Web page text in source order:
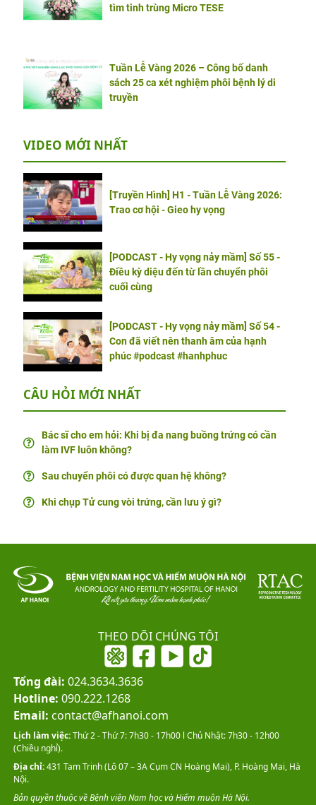
tìm tinh trùng Micro TESE
Tuần Lễ Vàng 2026 – Công bố danh
sách 25 ca xét nghiệm phôi bệnh lý di
truyền
VIDEO MỚI NHẤT
[Truyền Hình] H1 - Tuần Lễ Vàng 2026:
Trao cơ hội - Gieo hy vọng
[PODCAST - Hy vọng nảy mầm] Số 55 -
Điều kỳ diệu đến từ lần chuyển phôi
cuối cùng
[PODCAST - Hy vọng nảy mầm] Số 54 -
Con đã viết nên thanh âm của hạnh
phúc #podcast #hanhphuc
CÂU HỎI MỚI NHẤT
Bác sĩ cho em hỏi: Khi bị đa nang buồng trứng có cần
làm IVF luôn không?
Sau chuyển phôi có được quan hệ không?
Khi chụp Tử cung vòi trứng, cần lưu ý gì?
THEO DÕI CHÚNG TÔI
Tổng đài: 024.3634.3636
Hotline: 090.222.1268
Email: contact@afhanoi.com
Lịch làm việc:Thứ 2 - Thứ 7: 7h30 - 17h00 l Chủ Nhật: 7h30 - 12h00
(Chiều nghỉ).
Địa chỉ:431 Tam Trinh (Lô 07 – 3A Cụm CN Hoàng Mai), P. Hoàng Mai, Hà
Nội.
Bản quyền thuộc về Bệnh viện Nam học và Hiếm muộn Hà Nội.